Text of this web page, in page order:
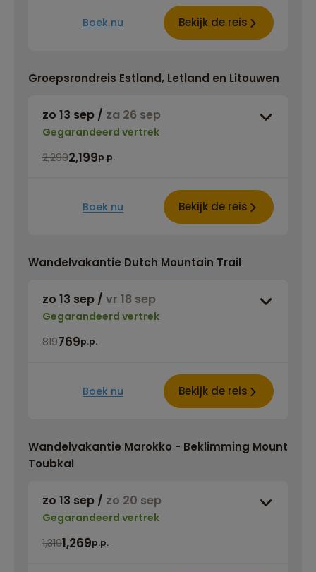
Boek nu Bekijk de reis
Groepsrondreis Estland, Letland en Litouwen
zo 13 sep / za 26 sep
Gegarandeerd vertrek
2,2992,199p.p.
Boek nu Bekijk de reis
Wandelvakantie Dutch Mountain Trail
zo 13 sep / vr 18 sep
Gegarandeerd vertrek
819769p.p.
Boek nu Bekijk de reis
Wandelvakantie Marokko - Beklimming Mount
Toubkal
zo 13 sep / zo 20 sep
Gegarandeerd vertrek
1,3191,269p.p.